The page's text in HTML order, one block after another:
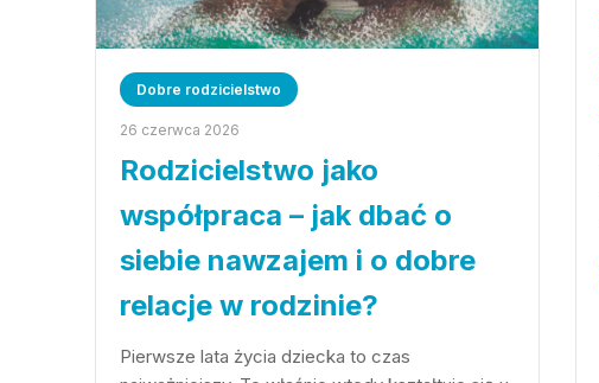
Dobre rodzicielstwo
26 czerwca 2026
Rodzicielstwo jako
współpraca – jak dbać o
siebie nawzajem i o dobre
relacje w rodzinie?
Pierwsze lata życia dziecka to czas